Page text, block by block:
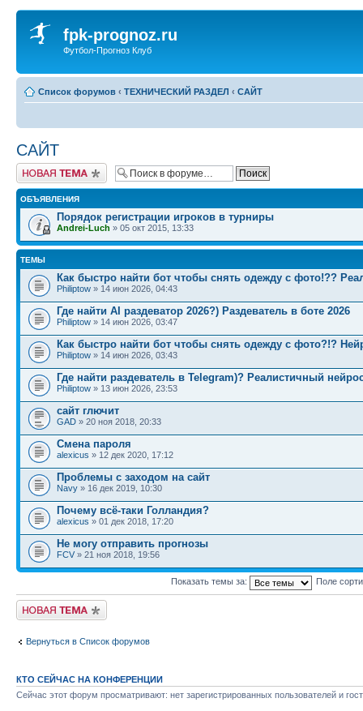
fpk-prognoz.ru
Футбол-Прогноз Клуб
Список форумов ‹ ТЕХНИЧЕСКИЙ РАЗДЕЛ ‹ САЙТ
САЙТ
Новая тема
ОБЪЯВЛЕНИЯ
Порядок регистрации игроков в турниры
Andrei-Luch » 05 окт 2015, 13:33
ТЕМЫ
Как быстро найти бот чтобы снять одежду с фото!??
Philiptow » 14 июн 2026, 04:43
Где найти AI раздеватор 2026?) Раздеватель в боте 2026
Philiptow » 14 июн 2026, 03:47
Как быстро найти бот чтобы снять одежду с фото?!?
Philiptow » 14 июн 2026, 03:43
Где найти раздеватель в Telegram)? Реалистичный
Philiptow » 13 июн 2026, 23:53
сайт глючит
GAD » 20 ноя 2018, 20:33
Смена пароля
alexicus » 12 дек 2020, 17:12
Проблемы с заходом на сайт
Navy » 16 дек 2019, 10:30
Почему всё-таки Голландия?
alexicus » 01 дек 2018, 17:20
Не могу отправить прогнозы
FCV » 21 ноя 2018, 19:56
Показать темы за: Поле
Новая тема
Вернуться в Список форумов
КТО СЕЙЧАС НА КОНФЕРЕНЦИИ
Сейчас этот форум просматривают: нет зарегистрированных пользователей и